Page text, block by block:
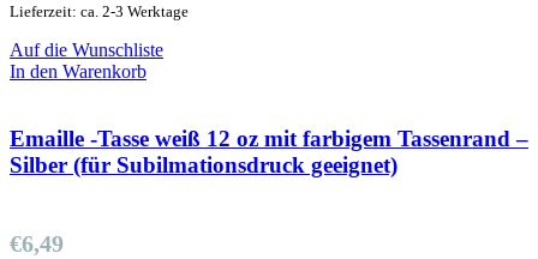
Lieferzeit: ca. 2-3 Werktage
Auf die Wunschliste
In den Warenkorb
Emaille -Tasse weiß 12 oz mit farbigem Tassenrand –
Silber (für Subilmationsdruck geeignet)
€6,49